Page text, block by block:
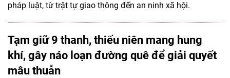
pháp luật, từ trật tự giao thông đến an ninh xã hội.
Tạm giữ 9 thanh, thiếu niên mang hung
khí, gây náo loạn đường quê để giải quyết
mâu thuẫn